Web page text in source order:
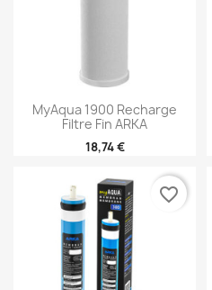
MyAqua 1900 Recharge
Filtre Fin ARKA
18,74 €
favorite_border